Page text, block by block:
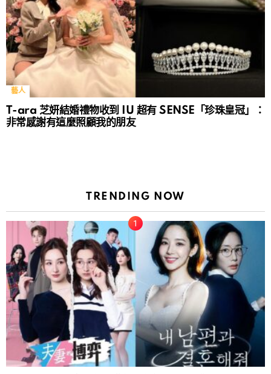
藝人
T-ara 芝妍結婚禮物收到 IU 超有 SENSE「珍珠皇冠」：
非常感謝有這麼照顧我的朋友
TRENDING NOW